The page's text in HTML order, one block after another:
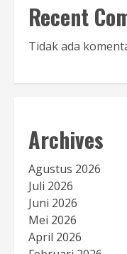
Recent
Tidak ada
Archives
Agustus 2026
Juli 2026
Juni 2026
Mei 2026
April 2026